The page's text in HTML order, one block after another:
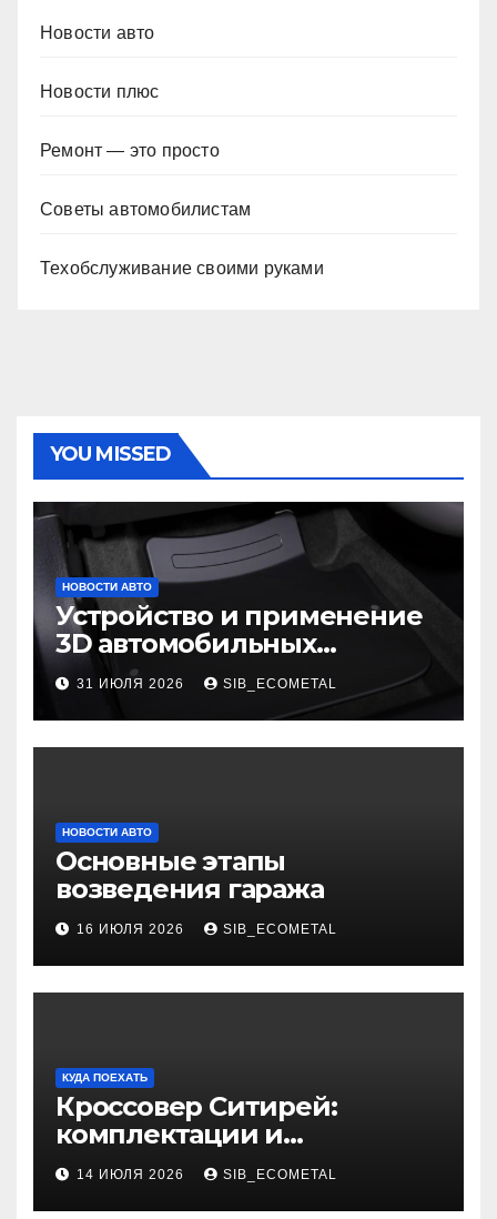
Новости авто
Новости плюс
Ремонт — это просто
Советы автомобилистам
Техобслуживание своими руками
YOU MISSED
НОВОСТИ АВТО
Устройство и применение
3D автомобильных
ковриков
31 ИЮЛЯ 2026 SIB_ECOMETAL
НОВОСТИ АВТО
Основные этапы
возведения гаража
16 ИЮЛЯ 2026 SIB_ECOMETAL
КУДА ПОЕХАТЬ
Кроссовер Ситирей:
комплектации и
характеристики
14 ИЮЛЯ 2026 SIB_ECOMETAL